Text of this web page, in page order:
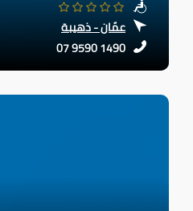
عمّان - ذهيبة
07 9590 1490